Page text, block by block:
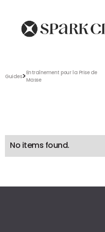
Guides>Entraînement pour la Prise de
Masse
No items found.